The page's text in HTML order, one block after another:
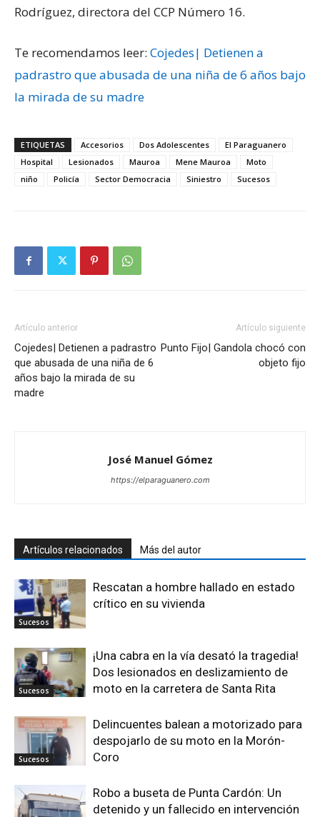
Rodríguez, directora del CCP Número 16.
Te recomendamos leer: Cojedes| Detienen a
padrastro que abusada de una niña de 6 años bajo
la mirada de su madre
ETIQUETAS Accesorios Dos Adolescentes
El Paraguanero
Hospital
Lesionados Mauroa Mene Mauroa
Moto
niño
Policía Sector Democracia Siniestro Sucesos
Artículo anterior
Cojedes| Detienen a padrastro
que abusada de una niña de 6
años bajo la mirada de su
madre
Artículo siguiente
Punto Fijo| Gandola chocó con
objeto fijo
José Manuel Gómez
https://elparaguanero.com
Artículos relacionados Más del autor
Sucesos
Rescatan a hombre hallado en estado
crítico en su vivienda
Sucesos
¡Una cabra en la vía desató la tragedia!
Dos lesionados en deslizamiento de
moto en la carretera de Santa Rita
Sucesos
Delincuentes balean a motorizado para
despojarlo de su moto en la Morón-
Coro
Robo a buseta de Punta Cardón: Un
detenido y un fallecido en intervención